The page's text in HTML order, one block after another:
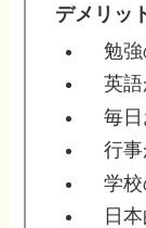
デメリッ
勉強
英語
毎日
行事
学校
日本